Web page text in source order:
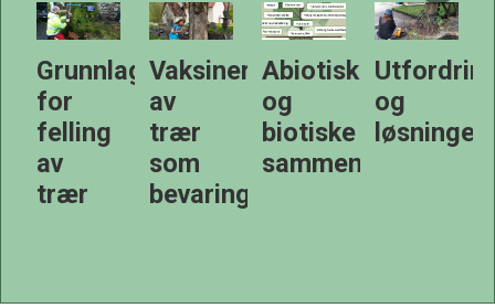
Vaksinering
av
trær
som
bevaringsstrategi
Abiotiske
og
biotiske
sammenhenger
Utfordringer
og
løsninger
PLUSS
Bytrær
og